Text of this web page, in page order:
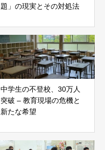
題」の現実とその対処法
中学生の不登校、30万人
突破 – 教育現場の危機と
新たな希望